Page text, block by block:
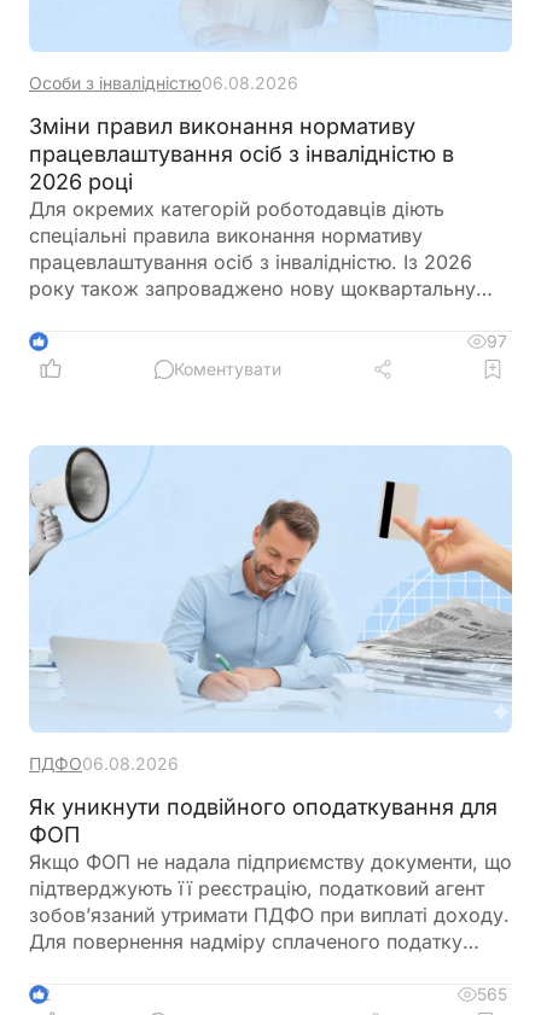
Особи з інвалідністю06.08.2026
Зміни правил виконання нормативу
працевлаштування осіб з інвалідністю в
2026 році
Для окремих категорій роботодавців діють
спеціальні правила виконання нормативу
працевлаштування осіб з інвалідністю. Із 2026
року також запроваджено нову щоквартальну
внеску у разі невиконання нормативу
1
97
Коментувати
ПДФО06.08.2026
Як уникнути подвійного оподаткування для
ФОП
Якщо ФОП не надала підприємству документи, що
підтверджують її реєстрацію, податковий агент
зобов’язаний утримати ПДФО при виплаті доходу.
Для повернення надміру сплаченого податку
доходи, де відображає отриманий дохід та
2
565